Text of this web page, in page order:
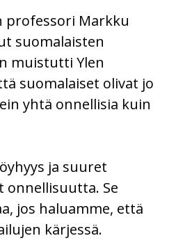
professori Markku
suomalaisten
muistutti Ylen
suomalaiset olivat jo
yhtä onnellisia kuin
ja suuret
onnellisuutta. Se
jos haluamme, että
kärjessä.